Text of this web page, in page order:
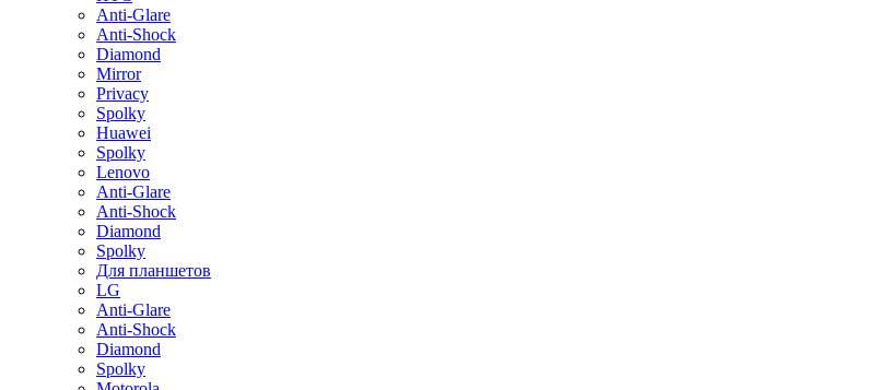
Anti-Glare
Anti-Shock
Diamond
Mirror
Privacy
Spolky
Huawei
Spolky
Lenovo
Anti-Glare
Anti-Shock
Diamond
Spolky
Для планшетов
LG
Anti-Glare
Anti-Shock
Diamond
Spolky